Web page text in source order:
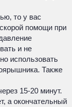
то у вас
помощи при
и не
использовать
Также
15-20 минут.
а окончательный